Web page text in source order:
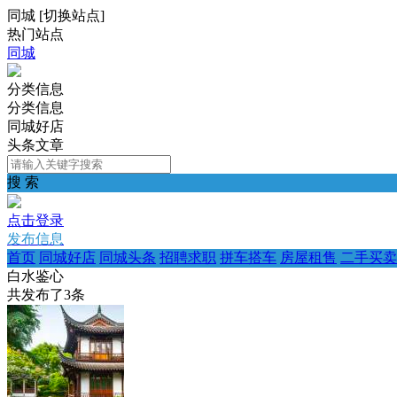
同城 [切换站点]
热门站点
同城
分类信息
分类信息
同城好店
头条文章
搜 索
点击登录
发布信息
首页 同城好店 同城头条 招聘求职 拼车搭车 房屋租售 二手买卖
白水鉴心
共发布了3条